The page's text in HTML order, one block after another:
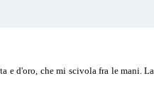
e d'oro, che mi scivola fra le mani. La